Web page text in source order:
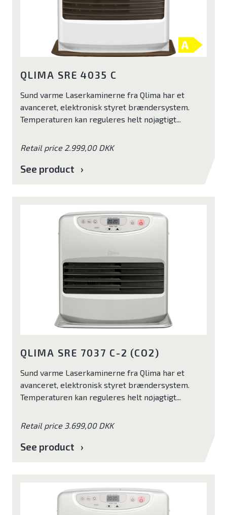
QLIMA SRE 4035 C
Sund varme Laserkaminerne fra Qlima har et
avanceret, elektronisk styret brændersystem.
Temperaturen kan reguleres helt nøjagtigt...
Retail price 2.999,00 DKK
See product
QLIMA SRE 7037 C-2 (CO2)
Sund varme Laserkaminerne fra Qlima har et
avanceret, elektronisk styret brændersystem.
Temperaturen kan reguleres helt nøjagtigt...
Retail price 3.699,00 DKK
See product